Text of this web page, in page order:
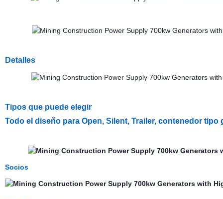
Detalles
Tipos que puede elegir
Todo el diseño para Open, Silent, Trailer, contenedor tipo
Socios